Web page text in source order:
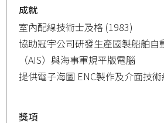
成就
室內配線技術士及格 (1983)
協助冠宇公司研發生產國製船舶自
（AIS）與海事軍規平版電腦
提供電子海圖 ENC製作及介面技術
獎項